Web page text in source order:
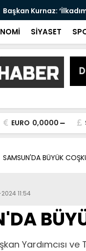
Başkan Kurnaz:
SİYASET
EURO 0,0000
SAMSUN'DA BÜYÜK
11:54
Yardımcısı